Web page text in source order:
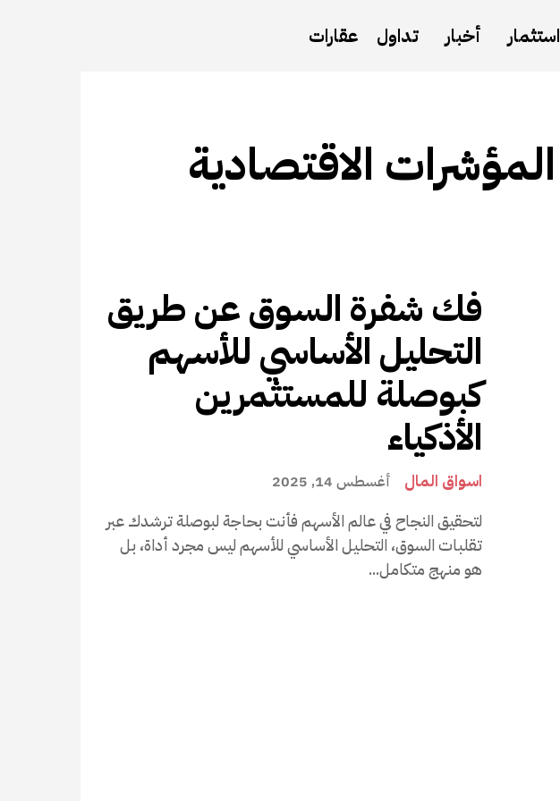
استثمار أخبار تداول عقارات
المؤشرات الاقتصادية
فك شفرة السوق عن طريق
التحليل الأساسي للأسهم
كبوصلة للمستثمرين
الأذكياء
اسواق المال أغسطس 14, 2025
لتحقيق النجاح في عالم الأسهم فأنت بحاجة لبوصلة ترشدك عبر
تقلبات السوق، التحليل الأساسي للأسهم ليس مجرد أداة، بل
هو منهج متكامل...